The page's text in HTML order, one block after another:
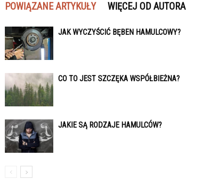
POWIĄZANE ARTYKUŁY WIĘCEJ OD AUTORA
JAK WYCZYŚCIĆ BĘBEN HAMULCOWY?
CO TO JEST SZCZĘKA WSPÓŁBIEŻNA?
JAKIE SĄ RODZAJE HAMULCÓW?